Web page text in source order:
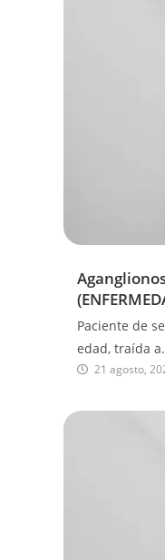
Paciente de
edad, traída
21 agosto,